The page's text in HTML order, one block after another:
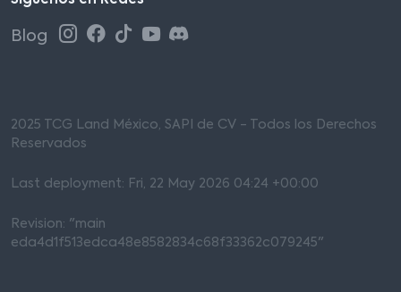
Blog
2025 TCG Land México, SAPI de CV - Todos los Derechos
Reservados
Last deployment: Fri, 22 May 2026 04:24 +00:00
Revision: "main
eda4d1f513edca48e8582834c68f33362c079245"